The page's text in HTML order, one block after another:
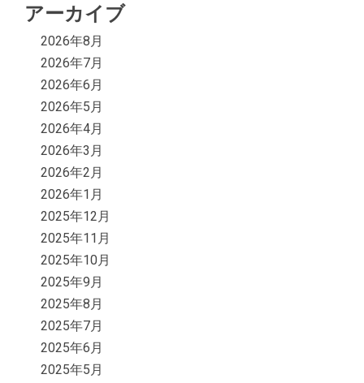
アーカイブ
2026年8月
2026年7月
2026年6月
2026年5月
2026年4月
2026年3月
2026年2月
2026年1月
2025年12月
2025年11月
2025年10月
2025年9月
2025年8月
2025年7月
2025年6月
2025年5月